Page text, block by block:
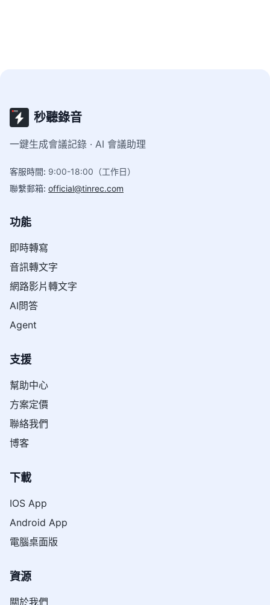
秒聽錄音
一鍵生成會議記錄 · AI 會議助理
客服時間: 9:00-18:00（工作日）
聯繫郵箱: official@tinrec.com
功能
即時轉寫
音訊轉文字
網路影片轉文字
AI問答
Agent
支援
幫助中心
方案定價
聯絡我們
博客
下載
IOS App
Android App
電腦桌面版
資源
關於我們